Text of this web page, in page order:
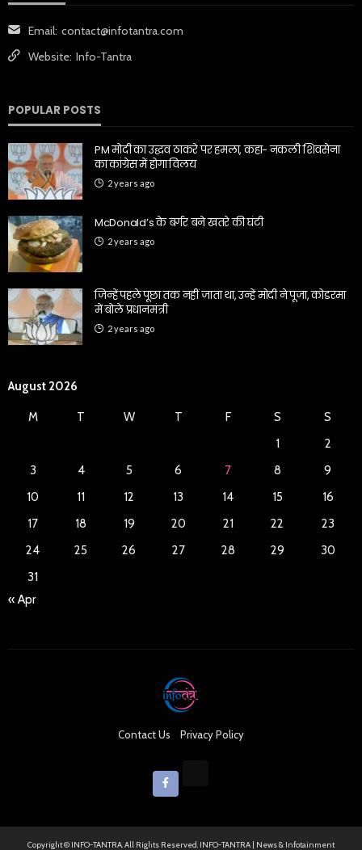
Email: contact@infotantra.com
Website: Info-Tantra
POPULAR POSTS
PM मोदी का उद्धव ठाकरे पर हमला, कहा- नकली शिवसेना
का कांग्रेस में होगा विलय
2 years ago
McDonald’s के बर्गर बने खतरे की घंटी
2 years ago
जिन्हें पहले पूछा तक नहीं जाता था, उन्हें मोदी ने पूजा, कोडरमा
में बोले प्रधानमंत्री
2 years ago
August 2026
M T W T F S
S
1
2
3
4 5 6 7 8
9
10
11 12 13 14 15
16
17
18 19 20 21 22
23
24
25 26 27 28 29
30
31
« Apr
Contact Us Privacy Policy
Copyright © INFO-TANTRA. All Rights Reserved. INFO-TANTRA | News & Infotainment